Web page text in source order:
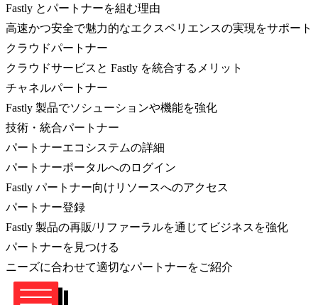
Fastly とパートナーを組む理由
高速かつ安全で魅力的なエクスペリエンスの実現をサポート
クラウドパートナー
クラウドサービスと Fastly を統合するメリット
チャネルパートナー
Fastly 製品でソシューションや機能を強化
技術・統合パートナー
パートナーエコシステムの詳細
パートナーポータルへのログイン
Fastly パートナー向けリソースへのアクセス
パートナー登録
Fastly 製品の再販/リファーラルを通じてビジネスを強化
パートナーを見つける
ニーズに合わせて適切なパートナーをご紹介